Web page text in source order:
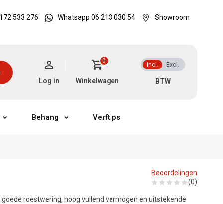
533 276 Whatsapp 06 213 030 54 Showroom
Incl. Excl.
0
Winkelwagen
Log in
Behang Verftips
roestwering, hoog vullend vermogen en uitstekende
Beoordelingen
(0)